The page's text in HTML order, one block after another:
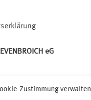
Zustimmung verwalten
eG